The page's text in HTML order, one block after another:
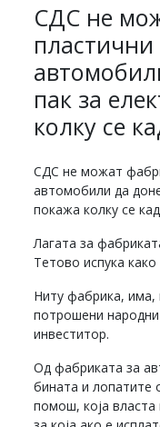
СДС не
пластични
пак за
колку се
СДС не можат
автомобили да
покажа колку се
Лагата за
Тетово испука
Ниту фабрика,
потрошени
инвеститор.
Од фабриката за
бината и лопатите
помош, која власта